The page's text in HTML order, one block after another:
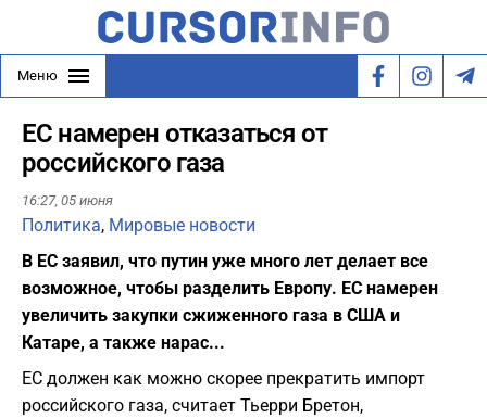
Меню
ЕС намерен отказаться от
российского газа
16:27, 05 июня
Политика, Мировые новости
В ЕС заявил, что путин уже много лет делает все
возможное, чтобы разделить Европу. ЕС намерен
увеличить закупки сжиженного газа в США и
Катаре, а также нарас...
ЕС должен как можно скорее прекратить импорт
российского газа, считает Тьерри Бретон,